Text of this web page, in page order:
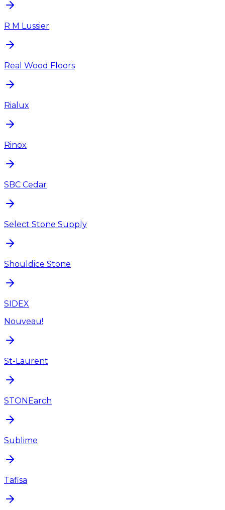
R M Lussier
Real Wood Floors
Rialux
Rinox
SBC Cedar
Select Stone Supply
Shouldice Stone
SIDEX
Nouveau!
St-Laurent
STONEarch
Sublime
Tafisa